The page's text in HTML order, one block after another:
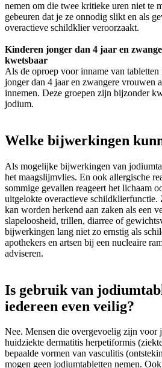
nemen om die twee kritieke uren niet te
gebeuren dat je ze onnodig slikt en als
overactieve schildklier veroorzaakt.
Kinderen jonger dan 4 jaar en
kwetsbaar
Als de oproep voor inname van tabletten
jonger dan 4 jaar en zwangere vrouwen
innemen. Deze groepen zijn bijzonder
jodium.
Welke bijwerkingen
Als mogelijke bijwerkingen van
het maagslijmvlies. En ook allergische
sommige gevallen reageert het lichaam
uitgelokte overactieve schildklierfunctie.
kan worden herkend aan zaken als een
slapeloosheid, trillen, diarree of
bijwerkingen lang niet zo ernstig als
apothekers en artsen bij een nucleaire
adviseren.
Is gebruik van
iedereen even veilig?
Nee. Mensen die overgevoelig zijn voor
huidziekte dermatitis herpetiformis
bepaalde vormen van vasculitis
mogen geen jodiumtabletten nemen.